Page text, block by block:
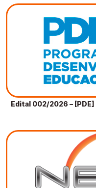
Edital 002/2026 –